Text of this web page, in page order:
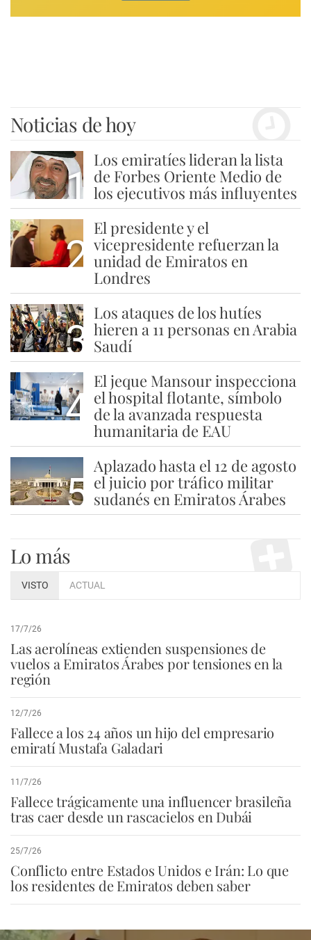
Noticias de hoy
1
Los emiratíes lideran la lista
de Forbes Oriente Medio de
los ejecutivos más influyentes
2
El presidente y el
vicepresidente refuerzan la
unidad de Emiratos en
Londres
3
Los ataques de los hutíes
hieren a 11 personas en Arabia
Saudí
4
El jeque Mansour inspecciona
el hospital flotante, símbolo
de la avanzada respuesta
humanitaria de EAU
5
Aplazado hasta el 12 de agosto
el juicio por tráfico militar
sudanés en Emiratos Árabes
Lo más
VISTO ACTUAL
17/7/26
Las aerolíneas extienden suspensiones de
vuelos a Emiratos Árabes por tensiones en la
región
12/7/26
Fallece a los 24 años un hijo del empresario
emiratí Mustafa Galadari
11/7/26
Fallece trágicamente una influencer brasileña
tras caer desde un rascacielos en Dubái
25/7/26
Conflicto entre Estados Unidos e Irán: Lo que
los residentes de Emiratos deben saber